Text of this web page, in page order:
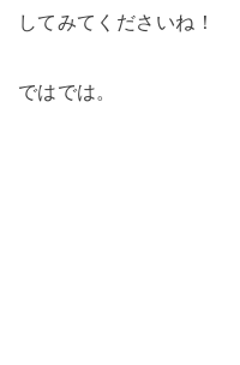
してみてくださいね！
ではでは。